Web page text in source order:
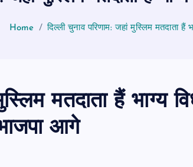
Home दिल्ली चुनाव परिणाम: जहां मुस्लिम मतदाता
मतदाता हैं भाग्य
आगे